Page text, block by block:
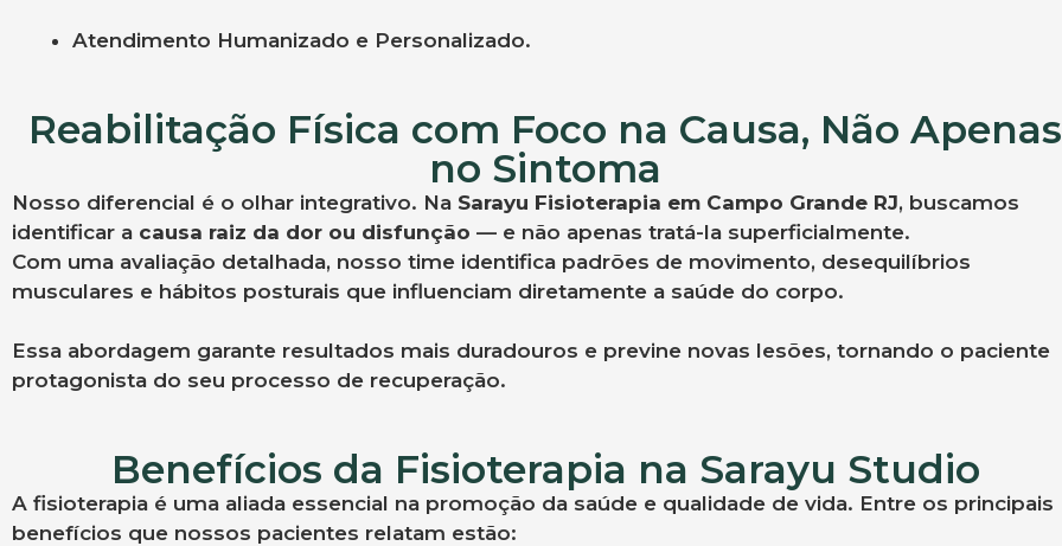
Atendimento Humanizado e Personalizado.
Reabilitação Física com Foco na Causa, Não Apenas
no Sintoma
Nosso diferencial é o olhar integrativo. Na Sarayu Fisioterapia em Campo Grande RJ, buscamos
identificar a causa raiz da dor ou disfunção — e não apenas tratá-la superficialmente.
Com uma avaliação detalhada, nosso time identifica padrões de movimento, desequilíbrios
musculares e hábitos posturais que influenciam diretamente a saúde do corpo.
Essa abordagem garante resultados mais duradouros e previne novas lesões, tornando o paciente
protagonista do seu processo de recuperação.
Benefícios da Fisioterapia na Sarayu Studio
A fisioterapia é uma aliada essencial na promoção da saúde e qualidade de vida. Entre os principais
benefícios que nossos pacientes relatam estão: